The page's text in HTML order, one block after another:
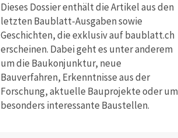
Dieses Dossier enthält die Artikel aus den
letzten Baublatt-Ausgaben sowie
Geschichten, die exklusiv auf baublatt.ch
erscheinen. Dabei geht es unter anderem
um die Baukonjunktur, neue
Bauverfahren, Erkenntnisse aus der
Forschung, aktuelle Bauprojekte oder um
besonders interessante Baustellen.